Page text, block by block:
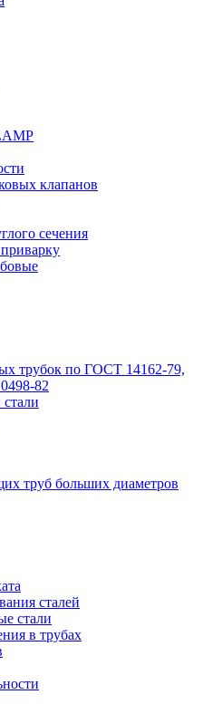
клапанов
сечения
трубок по ГОСТ 14162-79,
82
труб больших диаметров
сталей
стали
в трубах